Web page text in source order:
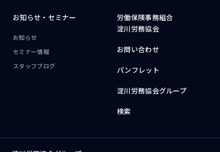
お知らせ・ セミナー
お知らせ
セミナー情報
スタッフブログ
労働保険事務組合
淀川労務協会
お問い合わせ
パンフレット
淀川労務協会グループ
検索